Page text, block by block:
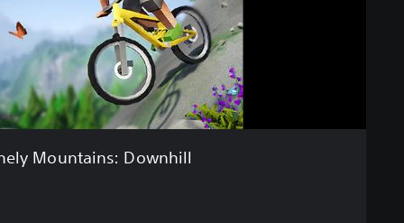
Mountains: Downhill